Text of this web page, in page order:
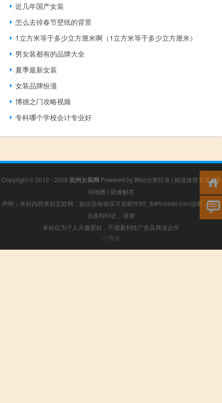
近几年国产女装
怎么去掉春节壁纸的背景
1立方米等于多少立方厘米啊（1立方米等于多少立方厘米）
男女装都有的品牌大全
夏季最新女装
女装品牌纷漫
博德之门攻略视频
专科哪个学校会计专业好
Copyright © 2012 - 2026 杭州女装网 Powered by 网站分类目录 | 精选推荐文章|网
站地图 | 疑难解答
声明：本站内容来自互联网，如信息有错误可发邮件到f_fb#foxmail.com说明，我们
会及时纠正，谢谢
本站仅为个人兴趣爱好，不接盈利性广告及商业合作
小男孩